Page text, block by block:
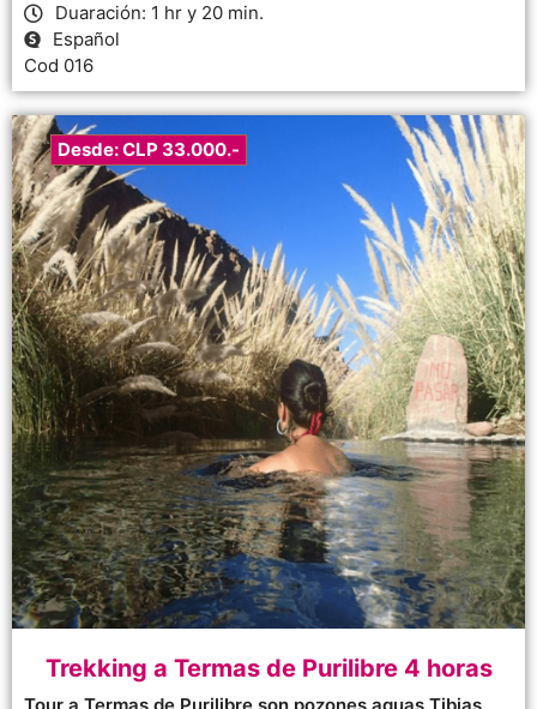
Duaración: 1 hr y 20 min.
Español
Cod 016
Desde: CLP 33.000.-
Trekking a Termas de Purilibre 4 horas